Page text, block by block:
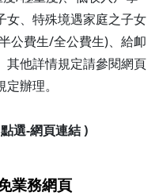
女、特殊境遇家庭之子女
公費生/全公費生)、給卹
其他詳情規定請參閱網頁
辦理。
點選-網頁連結 )
業務網頁